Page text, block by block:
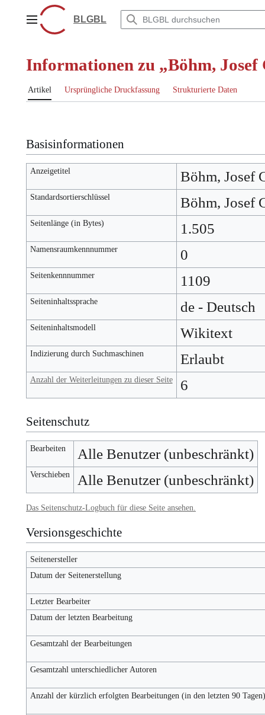
springenHauptmenüBLGBL
Informationen zu „Böhm, Josef
Artikel Ursprüngliche Druckfassung Strukturierte Daten
Basisinformationen
Anzeigetitel Böhm, Josef
Standardsortierschlüssel Böhm, Josef
Seitenlänge (in Bytes) 1.505
Namensraumkennnummer 0
Seitenkennnummer 1109
Seiteninhaltssprache de - Deutsch
Seiteninhaltsmodell Wikitext
Indizierung durch Suchmaschinen Erlaubt
Anzahl der Weiterleitungen zu dieser Seite 6
Seitenschutz
Bearbeiten Alle Benutzer (unbeschränkt)
Verschieben Alle Benutzer (unbeschränkt)
Das Seitenschutz-Logbuch für diese Seite ansehen.
Versionsgeschichte
Seitenersteller
Datum der Seitenerstellung
Letzter Bearbeiter
Datum der letzten Bearbeitung
Gesamtzahl der Bearbeitungen
Gesamtzahl unterschiedlicher Autoren
Anzahl der kürzlich erfolgten Bearbeitungen (in den letzten 90 Tagen)